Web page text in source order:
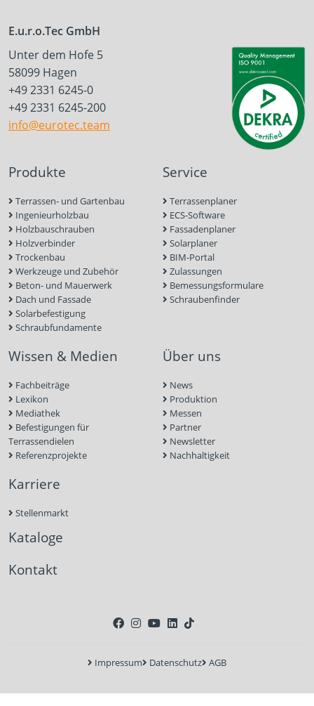
E.u.r.o.Tec GmbH
Unter dem Hofe 5
58099 Hagen
+49 2331 6245-0
+49 2331 6245-200
info@eurotec.team
Produkte
Terrassen- und Gartenbau
Ingenieurholzbau
Holzbauschrauben
Holzverbinder
Trockenbau
Werkzeuge und Zubehör
Beton- und Mauerwerk
Dach und Fassade
Solarbefestigung
Schraubfundamente
Service
Terrassenplaner
ECS-Software
Fassadenplaner
Solarplaner
BIM-Portal
Zulassungen
Bemessungsformulare
Schraubenfinder
Wissen & Medien
Fachbeiträge
Lexikon
Mediathek
Befestigungen für
Terrassendielen
Referenzprojekte
Über uns
News
Produktion
Messen
Partner
Newsletter
Nachhaltigkeit
Karriere
Stellenmarkt
Kataloge
Kontakt
Impressum Datenschutz AGB